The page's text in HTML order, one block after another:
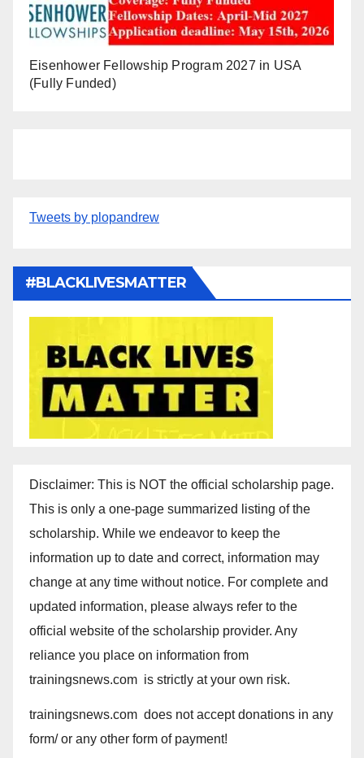
Eisenhower Fellowship Program 2027 in USA
(Fully Funded)
Tweets by plopandrew
#BLACKLIVESMATTER
Disclaimer: This is NOT the official scholarship page.
This is only a one-page summarized listing of the
scholarship. While we endeavor to keep the
information up to date and correct, information may
change at any time without notice. For complete and
updated information, please always refer to the
official website of the scholarship provider. Any
reliance you place on information from
trainingsnews.com is strictly at your own risk.
trainingsnews.com does not accept donations in any
form/ or any other form of payment!